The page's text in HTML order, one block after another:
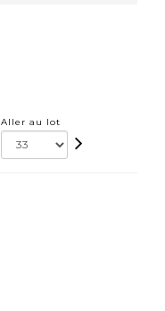
Aller au lot